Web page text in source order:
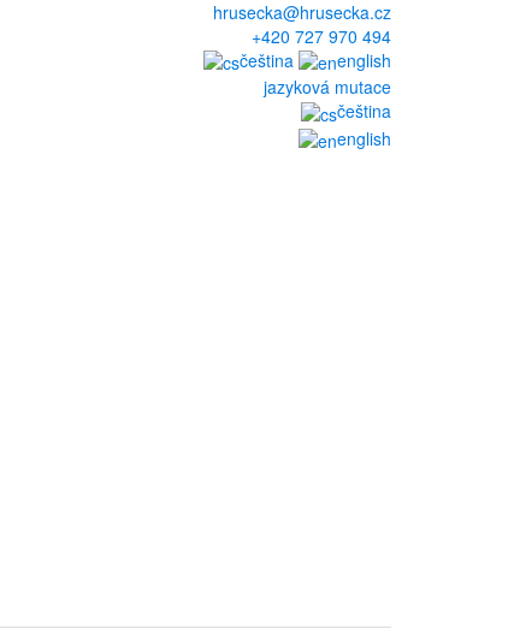
hrusecka@hrusecka.cz
+420 727 970 494
čeština
english
jazyková mutace
čeština
english